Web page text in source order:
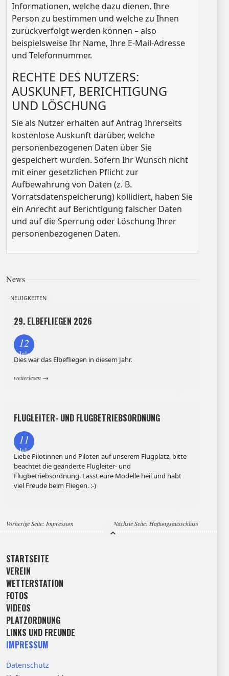
Informationen, welche dazu dienen, Ihre
Person zu bestimmen und welche zu Ihnen
zurückverfolgt werden können – also
beispielsweise Ihr Name, Ihre E-Mail-Adresse
und Telefonnummer.
RECHTE DES NUTZERS:
AUSKUNFT, BERICHTIGUNG
UND LÖSCHUNG
Sie als Nutzer erhalten auf Antrag Ihrerseits
kostenlose Auskunft darüber, welche
personenbezogenen Daten über Sie
gespeichert wurden. Sofern Ihr Wunsch nicht
mit einer gesetzlichen Pflicht zur
Aufbewahrung von Daten (z. B.
Vorratsdatenspeicherung) kollidiert, haben Sie
ein Anrecht auf Berichtigung falscher Daten
und auf die Sperrung oder Löschung Ihrer
personenbezogenen Daten.
News
NEUIGKEITEN
29. ELBEFLIEGEN 2026
12
Juli
Dies war das Elbefliegen in diesem Jahr.
weiterlesen →
FLUGLEITER- UND FLUGBETRIEBSORDNUNG
11
Juli
Liebe Pilotinnen und Piloten auf unserem Flugplatz, bitte
beachtet die geänderte Flugleiter- und
Flugbetriebsordnung. Lasst eure Modelle heil und habt
viel Freude beim Fliegen. :-)
Vorherige Seite: Impressum Nächste Seite: Haftungsausschluss
STARTSEITE
VEREIN
WETTERSTATION
FOTOS
VIDEOS
PLATZORDNUNG
LINKS UND FREUNDE
IMPRESSUM
Datenschutz